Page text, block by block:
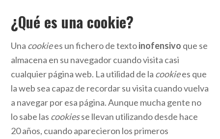
¿Qué es una cookie?
Una cookiees un fichero de textoinofensivo que se
almacena en su navegador cuando visita casi
cualquier página web. La utilidad de la cookiees que
la web sea capaz de recordar su visita cuando vuelva
a navegar por esa página. Aunque mucha gente no
lo sabe las cookiesse llevan utilizando desde hace
20 años, cuando aparecieron los primeros